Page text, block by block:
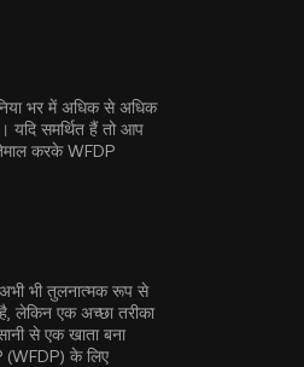
भर में अधिक से अधिक
यदि समर्थित हैं तो आप
करके WFDP
अभी भी तुलनात्मक रूप से
लेकिन एक अच्छा तरीका
से एक खाता बना
(WFDP) के लिए